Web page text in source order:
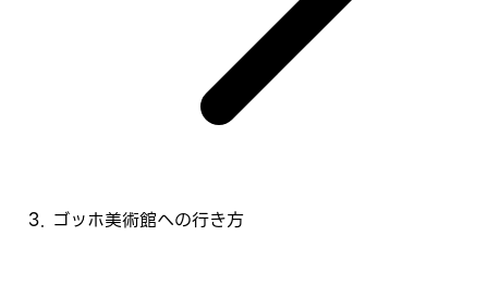
ゴッホ美術館への行き方